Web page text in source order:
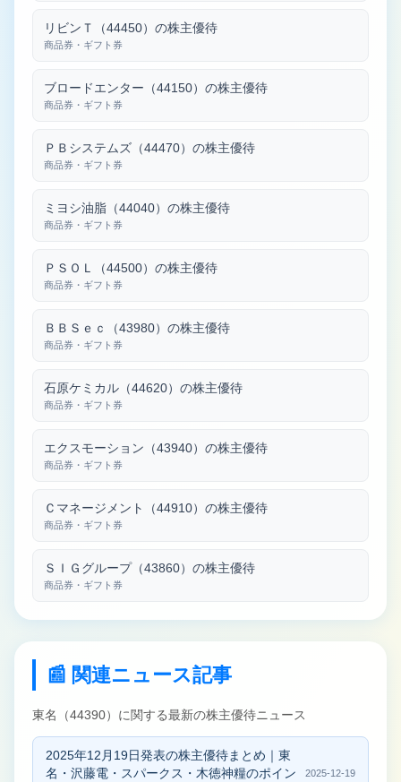
リビンＴ（44450）の株主優待
商品券・ギフト券
ブロードエンター（44150）の株主優待
商品券・ギフト券
ＰＢシステムズ（44470）の株主優待
商品券・ギフト券
ミヨシ油脂（44040）の株主優待
商品券・ギフト券
ＰＳＯＬ（44500）の株主優待
商品券・ギフト券
ＢＢＳｅｃ（43980）の株主優待
商品券・ギフト券
石原ケミカル（44620）の株主優待
商品券・ギフト券
エクスモーション（43940）の株主優待
商品券・ギフト券
Ｃマネージメント（44910）の株主優待
商品券・ギフト券
ＳＩＧグループ（43860）の株主優待
商品券・ギフト券
📰 関連ニュース記事
東名（44390）に関する最新の株主優待ニュース
2025年12月19日発表の株主優待まとめ｜東
名・沢藤電・スパークス・木徳神糧のポイン
2025-12-19